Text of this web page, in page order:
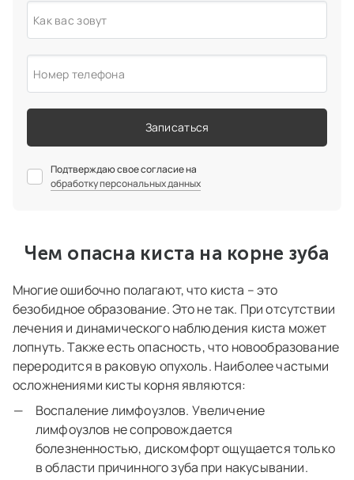
Как вас зовут
Номер телефона
Записаться
Подтверждаю свое согласие на
обработку персональных данных
Чем опасна киста на корне зуба
Многие ошибочно полагают, что киста – это
безобидное образование. Это не так. При отсутствии
лечения и динамического наблюдения киста может
лопнуть. Также есть опасность, что новообразование
переродится в раковую опухоль. Наиболее частыми
осложнениями кисты корня являются:
Воспаление лимфоузлов. Увеличение
лимфоузлов не сопровождается
болезненностью, дискомфорт ощущается только
в области причинного зуба при накусывании.